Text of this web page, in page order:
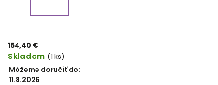
154,40 €
Skladom (1 ks)
Môžeme doručiť do:
11.8.2026